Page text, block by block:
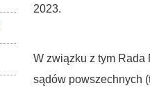
2023.
W związku z tym Rada
sądów powszechnych